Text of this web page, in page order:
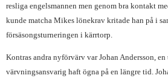
resliga engelsmannen men genom bra kontakt
kunde matcha Mikes lönekrav kritade han på i
försäsongsturneringen i kärrtorp.
Kontras andra nyförvärv var Johan Andersson,
värvningsansvarig haft ögna på en längre tid.